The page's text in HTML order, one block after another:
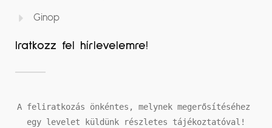
Ginop
Iratkozz fel hírlevelemre!
A feliratkozás önkéntes, melynek megerősítéséhez
egy levelet küldünk részletes tájékoztatóval!